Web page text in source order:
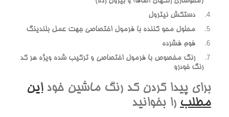
دستکش نيترول
محلول محو کننده با فرمول اختصاصي جهت عمل بلندينگ
فوم فشرده
رنگ مخصوص با فرمول اختصاصي و ترکيب شده ويژه هر کد
رنگ خودرو
براي پيدا کردن کد رنگ ماشين خوداين
مطلب را بخوانيد